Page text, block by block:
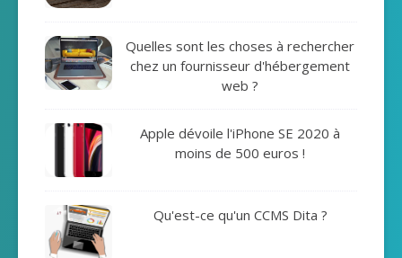
Quelles sont les choses à rechercher
chez un fournisseur d'hébergement
web ?
Apple dévoile l'iPhone SE 2020 à
moins de 500 euros !
Qu'est-ce qu'un CCMS Dita ?